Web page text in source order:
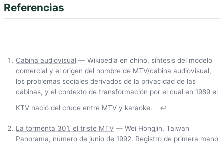
Referencias
Cabina audiovisual — Wikipedia en chino, síntesis del modelo
comercial y el origen del nombre de MTV/cabina audiovisual,
los problemas sociales derivados de la privacidad de las
cabinas, y el contexto de transformación por el cual en 1989 el
KTV nació del cruce entre MTV y karaoke.
↩
La tormenta 301, el triste MTV — Wei Hongjin, Taiwan
Panorama, número de junio de 1992. Registro de primera mano